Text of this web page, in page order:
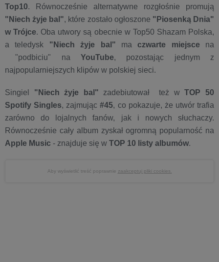
Top10. Równocześnie alternatywne rozgłośnie promują
"Niech żyje bal", które zostało ogłoszone "Piosenką Dnia"
w Trójce. Oba utwory są obecnie w Top50 Shazam Polska,
a teledysk "Niech żyje bal" maczwarte miejscena
"podbiciu" na YouTube, pozostając jednym z
najpopularniejszych klipów w polskiej sieci.
Singiel "Niech żyje bal" zadebiutował też wTOP 50
Spotify Singles, zajmując#45, co pokazuje, że utwór trafia
zarówno do lojalnych fanów, jak i nowych słuchaczy.
Równocześnie cały album zyskał ogromną popularność na
Apple Music - znajduje się w TOP 10 listy albumów.
Aby wyświetlić treść poprawnie zaakceptuj pliki cookies.